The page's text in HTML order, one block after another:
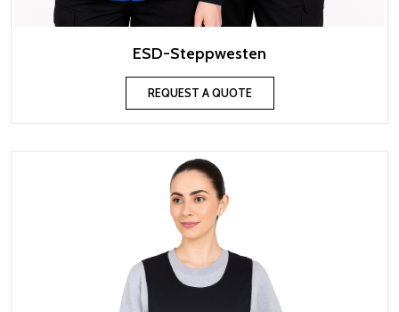
ESD-Steppwesten
REQUEST A QUOTE